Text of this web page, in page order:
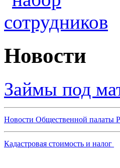
Новости
Займы под
Новости Общественной палаты
Кадастровая стоимость и налог